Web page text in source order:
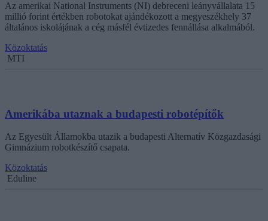
Az amerikai National Instruments (NI) debreceni leányvállalata 15
millió forint értékben robotokat ajándékozott a megyeszékhely 37
általános iskolájának a cég másfél évtizedes fennállása alkalmából.
Közoktatás
MTI
Amerikába utaznak a budapesti robotépítők
Az Egyesült Államokba utazik a budapesti Alternatív Közgazdasági
Gimnázium robotkészítő csapata.
Közoktatás
Eduline